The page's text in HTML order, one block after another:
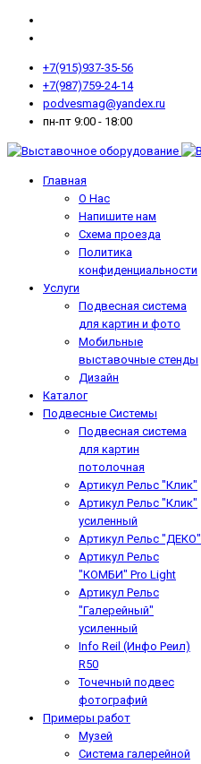
+7(915)937-35-56
+7(987)759-24-14
podvesmag@yandex.ru
пн-пт 9:00 - 18:00
Главная
О Нас
Напишите нам
Схема проезда
Политика
конфиденциальности
Услуги
Подвесная система
для картин и фото
Мобильные
выставочные стенды
Дизайн
Каталог
Подвесные Системы
Подвесная система
для картин
потолочная
Артикул Рельс "Клик"
Артикул Рельс "Клик"
усиленный
Артикул Рельс "ДЕКО"
Артикул Рельс
"КОМБИ" Pro Light
Артикул Рельс
"Галерейный"
усиленный
Info Reil (Инфо Реил)
R50
Точечный подвес
фотографий
Примеры работ
Музей
Система галерейной